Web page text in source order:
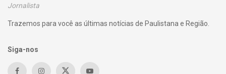
Jornalista
Trazemos para você as últimas notícias de Paulistana e Região.
Siga-nos